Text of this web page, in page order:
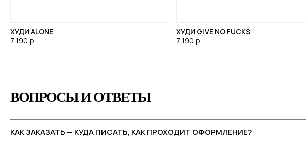
ХУДИ ALONE
7 190 р.
ХУДИ GIVE NO FUCKS
7 190 р.
ВОПРОСЫ И ОТВЕТЫ
КАК ЗАКАЗАТЬ — КУДА ПИСАТЬ, КАК ПРОХОДИТ ОФОРМЛЕНИЕ?